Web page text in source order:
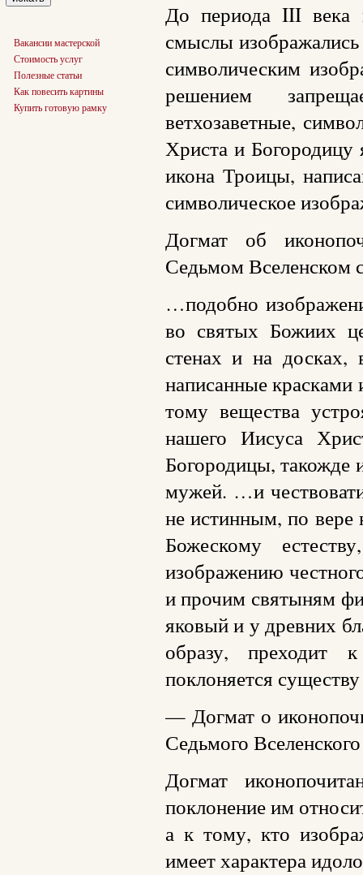
Вакансии мастерской
Стоимость услуг
Полезные статьи
Как повесить картины
Купить готовую рамку
До периода III века
смыслы
символическим
решением
ветхозаветные,
Христа и Богородицу
икона Троицы,
символическое
Догмат об
Седьмом Вселенском
…подобно
во святых Божиих
стенах и на
написанные красками
тому вещества
нашего Иисуса
Богородицы, такожде
мужей. …и
не истинным, по вере
Божескому
изображению
и прочим святыням
яковый и у древних
образу, преходит
поклоняется
— Догмат о
Седьмого
Догмат
поклонение им
а к тому, кто
имеет характера